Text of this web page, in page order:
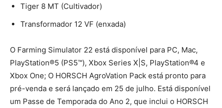
Tiger 8 MT (Cultivador)
Transformador 12 VF (enxada)
O Farming Simulator 22 está disponível para PC, Mac,
PlayStation®5 (PS5™), Xbox Series X|S, PlayStation®4 e
Xbox One; O HORSCH AgroVation Pack está pronto para
pré-venda e será lançado em 25 de julho. Está disponível
um Passe de Temporada do Ano 2, que inclui o HORSCH